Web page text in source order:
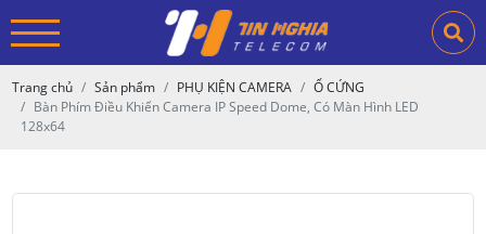
Trang chủ Sản phẩm PHỤ KIỆN CAMERA
Ổ CỨNG
Bàn Phím Điều Khiển Camera IP Speed Dome, Có Màn Hình LED
128x64